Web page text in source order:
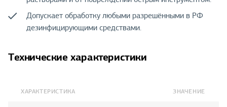
Допускает обработку любыми разрешёнными в РФ
дезинфицирующими средствами.
Технические характеристики
ХАРАКТЕРИСТИКА ЗНАЧЕНИЕ